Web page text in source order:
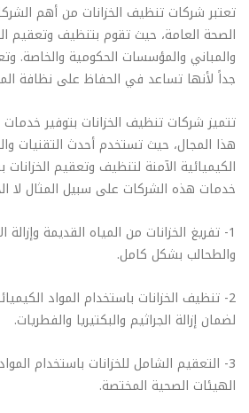
تعتبر شركات تنظيف الخزانات من أهم
الصحة العامة، حيث تقوم بتنظيف وتعقيم
والمباني والمؤسسات الحكومية والخاصة.
جداً لأنها تساعد في الحفاظ على نظافة
تتميز شركات تنظيف الخزانات بتوفير
هذا المجال، حيث تستخدم أحدث التقنيات
الكيميائية الآمنة لتنظيف وتعقيم
خدمات هذه الشركات على سبيل المثال لا
1- تفريغ الخزانات من المياه القديمة وإزالة
والطحالب بشكل كامل.
2- تنظيف الخزانات باستخدام المواد
لضمان إزالة الجراثيم والبكتيريا والفطريات.
3- التعقيم الشامل للخزانات باستخدام
الهيئات الصحية المختصة.